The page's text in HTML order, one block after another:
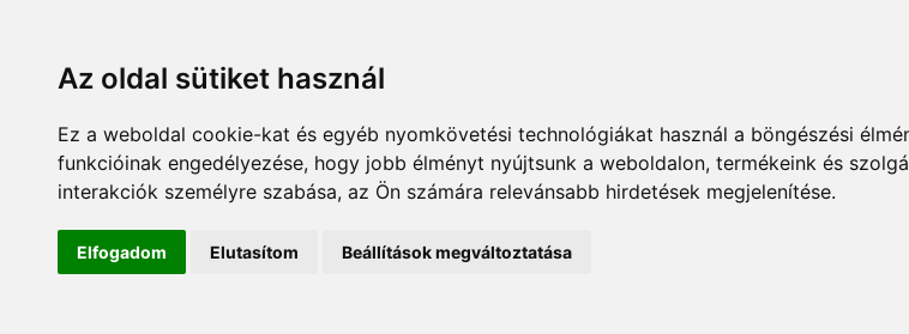
Az oldal sütiket használ
Ez a weboldal cookie-kat és egyéb nyomkövetési technológiákat használ a böngészési
funkcióinak engedélyezése, hogy jobb élményt nyújtsunk a weboldalon, termékeink és
interakciók személyre szabása, az Ön számára relevánsabb hirdetések megjelenítése.
Elfogadom Elutasítom Beállítások megváltoztatása